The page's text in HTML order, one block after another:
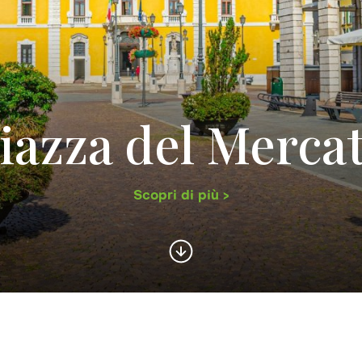
del
Scopri di più >